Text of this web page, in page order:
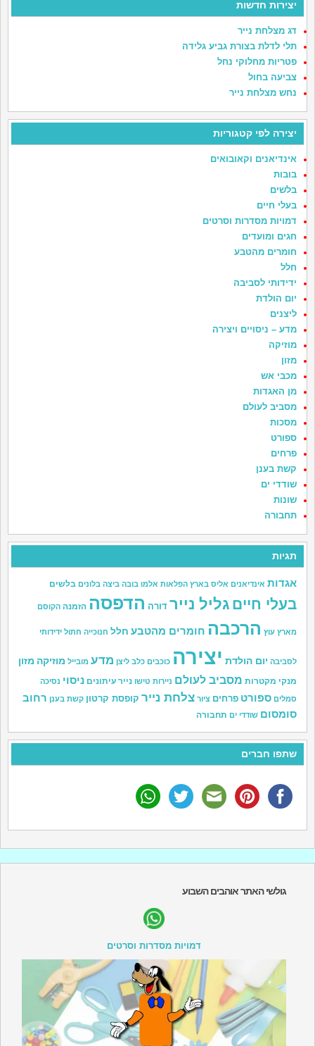
יצירות חדשות
דג מצלחת נייר
תלי לדלת בצורת גביע גלידה
פטריות מחלוקי נחל
צביעה בחול
נחש מצלחת נייר
יצירה לפי קטגוריות
אינדיאנים וקאובואים
בובות
בלשים
בעלי חיים
דמויות מסדרות וסרטים
חגים ומועדים
חומרים מהטבע
חלל
ידידותי לסביבה
יום הולדת
ליצנים
מדע – ניסויים ויצירה
מוזיקה
מזון
מכבי אש
מן האגדות
מסביב לעולם
מסכות
ספורט
פרחים
קשת בענן
שודדי ים
שונות
תחבורה
תגיות
אגדות אינדיאנים אליס בארץ הפלאות אלמו בובה ביצה בלונים בלשים
בעלי חיים גליל נייר דורה הדפסה הזמנה הקוסם
מארץ עוץ הרכבה חומרים מהטבע חלל חנוכייה חתול ידידותי
לסביבה יום הולדת יצירה כוכבים כלב ליצן מדע מובייל מוזיקה מזון
מנקי מקטרות מסביב לעולם ניירות טישו נייר עיתונים ניסוי נסיכה
סמלים ספורט פרחים ציור צלחת נייר קופסת קרטון קשת בענן רחוב
סומסום שודדי ים תחבורה
שתפו חברים
גולשי האתר אוהבים השבוע
דמויות מסדרות וסרטים